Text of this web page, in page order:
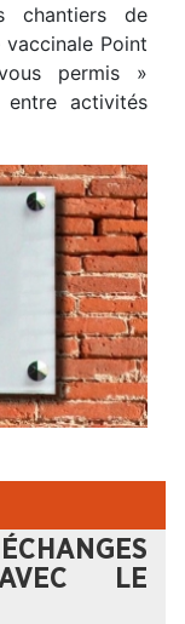
chantiers de
Point
permis »
entre activités
LE